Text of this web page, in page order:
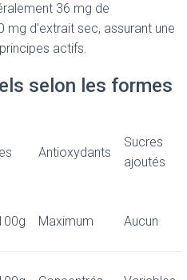
36 mg de
d’extrait sec, assurant une
actifs.
selon les formes
Antioxydants
Sucres
ajoutés
Maximum Aucun